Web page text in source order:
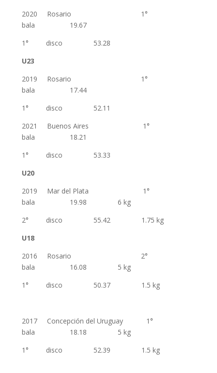
2020 Rosario 1°
bala 19.67
1° disco 53.28
U23
2019 Rosario 1°
bala 17.44
1° disco 52.11
2021 Buenos Aires 1°
bala 18.21
1° disco 53.33
U20
2019 Mar del Plata 1°
bala 19.98 6 kg
2° disco 55.42 1.75 kg
U18
2016 Rosario 2°
bala 16.08 5 kg
1° disco 50.37 1.5 kg
2017 Concepción del Uruguay 1°
bala 18.18 5 kg
1° disco 52.39 1.5 kg